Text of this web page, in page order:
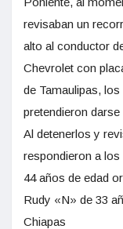
revisaban un
alto al conductor
Chevrolet con
de Tamaulipas,
pretendieron
Al detenerlos y
respondieron a
44 años de edad
Rudy «N» de 33
Chiapas